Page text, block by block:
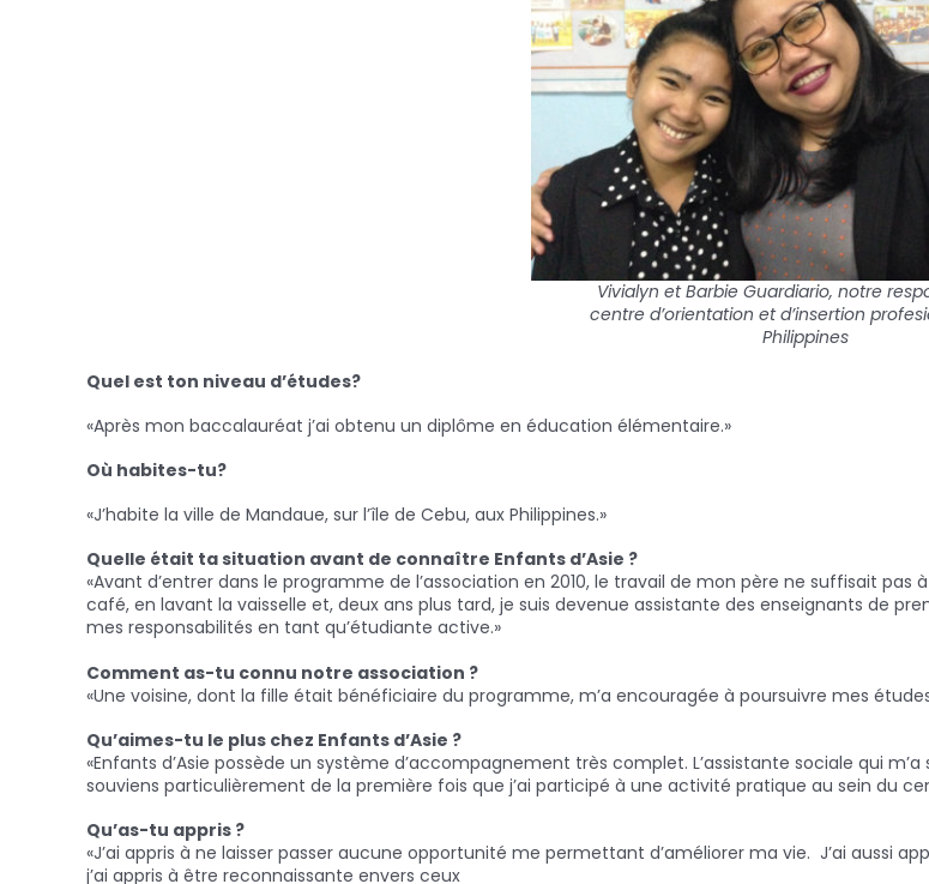
Vivialyn et Barbie Guardiario, notre
centre d’orientation et d’insertion
Philippines
Quel est ton niveau d’études?
«Après mon baccalauréat j’ai obtenu un diplôme en éducation élémentaire.»
Où habites-tu?
«J’habite la ville de Mandaue, sur l’île de Cebu, aux Philippines.»
Quelle était ta situation avant de connaître Enfants d’Asie ?
«Avant d’entrer dans le programme de l’association en 2010, le travail de mon père ne suffisait
café, en lavant la vaisselle et, deux ans plus tard, je suis devenue assistante des enseignants de
mes responsabilités en tant qu’étudiante active.»
Comment as-tu connu notre association ?
«Une voisine, dont la fille était bénéficiaire du programme, m’a encouragée à poursuivre mes
Qu’aimes-tu le plus chez Enfants d’Asie ?
«Enfants d’Asie possède un système d’accompagnement très complet. L’assistante sociale qui
souviens particulièrement de la première fois que j’ai participé à une activité pratique au sein du
Qu’as-tu appris ?
«J’ai appris à ne laisser passer aucune opportunité me permettant d’améliorer ma vie. J’ai aussi
j’ai appris à être reconnaissante envers ceux